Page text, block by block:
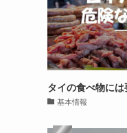
タイの食べ物に
基本情報